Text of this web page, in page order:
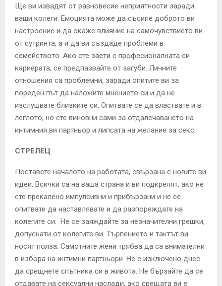
Ще ви извадят от равновесие неприятности заради
ваши колеги. Емоцията може да съсипе доброто ви
настроение и да окаже влияние на самочувствието ви
от сутринта, а и да ви създаде проблеми в
семейството. Ако сте заети с професионалната си
кариерата, се предпазвайте от загуби. Личните
отношения са проблемни, заради опитите ви за
пореден път да наложите мнението си и да не
изслушвате близките си. Опитвате се да властвате и в
леглото, но сте виновни сами за отдалечаването на
интимния ви партньор и липсата на желание за секс.
СТРЕЛЕЦ
Поставете началото на работата, свързана с новите ви
идеи. Всички са на ваша страна и ви подкрепят, ако не
сте прекалено импулсивни и прибързани и не се
опитвате да наставлявате и да разпореждате на
колегите си. Не се заяждайте за незначителни грешки,
допуснати от колегите ви. Търпението и тактът ви
носят полза. Самотните жени трябва да са внимателни
в избора на интимни партньори. Не е изключено днес
да срещнете спътника си в живота. Не бързайте да се
отдавате на сексуални наслади, ако срещата ви е